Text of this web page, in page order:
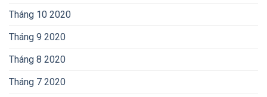
Tháng 10 2020
Tháng 9 2020
Tháng 8 2020
Tháng 7 2020